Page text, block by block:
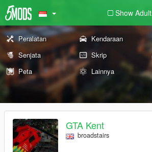
Show Adult
Peralatan Kendaraan
Senjata
Skrip
Peta
Lainnya
GTA Kent
broadstairs